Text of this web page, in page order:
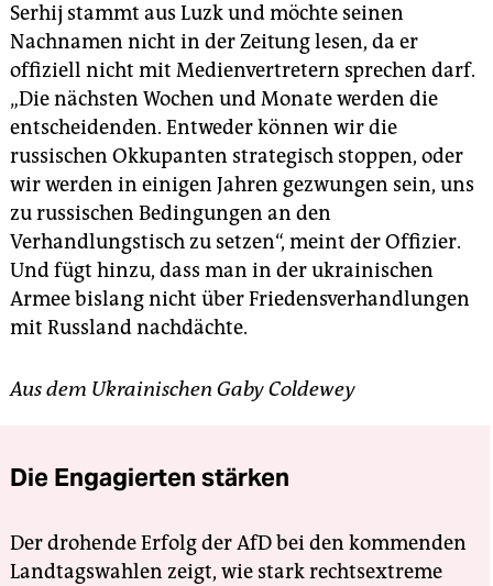
Serhij stammt aus Luzk und möchte seinen
Nachnamen nicht in der Zeitung lesen, da er
offiziell nicht mit Medienvertretern sprechen darf.
„Die nächsten Wochen und Monate werden die
entscheidenden. Entweder können wir die
russischen Okkupanten strategisch stoppen, oder
wir werden in einigen Jahren gezwungen sein, uns
zu russischen Bedingungen an den
Verhandlungstisch zu setzen“, meint der Offizier.
Und fügt hinzu, dass man in der ukrainischen
Armee bislang nicht über Friedensverhandlungen
mit Russland nachdächte.
Aus dem Ukrainischen Gaby Coldewey
Die Engagierten stärken
Der drohende Erfolg der AfD bei den kommenden
Landtagswahlen zeigt, wie stark rechtsextreme